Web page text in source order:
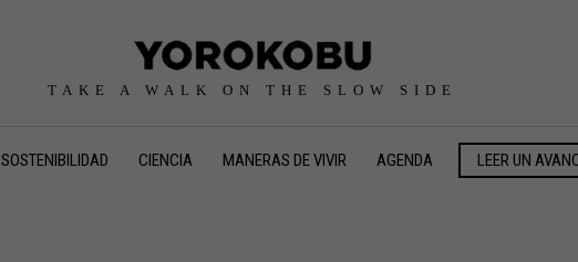
TAKE A WALK ON THE SLOW SIDE
SOSTENIBILIDAD CIENCIA MANERAS DE VIVIR AGENDA LEER UN